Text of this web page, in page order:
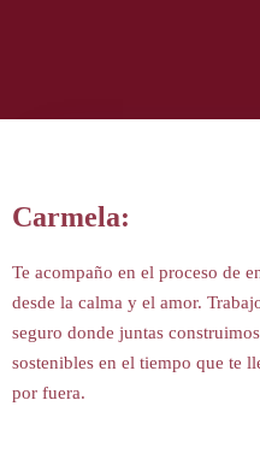
Carmela:
Te acompaño en el proceso de
desde la calma y el amor.
seguro donde juntas
sostenibles en el tiempo que te
por fuera.